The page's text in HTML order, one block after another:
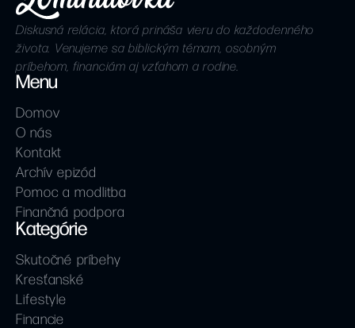
Diskusná relácia, ktorá prináša vieru do každodenného
života. Venujeme sa biblickým témam, osobným
príbehom, financiám aj vzťahom a rodine.
Menu
Domov
O nás
Kontakt
Archív epizód
Pomoc a modlitba
Finančná podpora
Kategórie
Skutočné príbehy
Kresťanské
Lifestyle
Financie